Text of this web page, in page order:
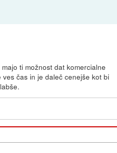
ti možnost dat komercialne
čas in je daleč cenejše kot bi